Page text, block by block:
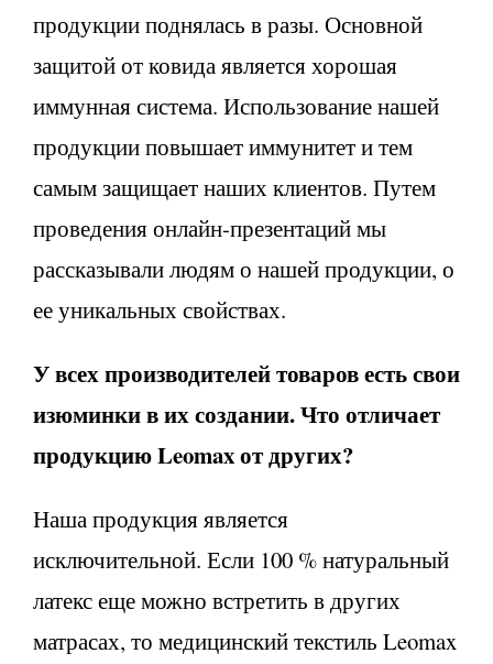
продукции поднялась в разы. Основной
защитой от ковида является хорошая
иммунная система. Использование нашей
продукции повышает иммунитет и тем
самым защищает наших клиентов. Путем
проведения онлайн-презентаций мы
рассказывали людям о нашей продукции, о
ее уникальных свойствах.
У всех производителей товаров есть свои
изюминки в их создании. Что отличает
продукцию Leomax от других?
Наша продукция является
исключительной. Если 100 % натуральный
латекс еще можно встретить в других
матрасах, то медицинский текстиль Leomax